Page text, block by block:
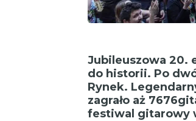
Jubileuszowa 20.
do historii. Po
Rynek.
zagrało aż 7676
festiwal gitarowy